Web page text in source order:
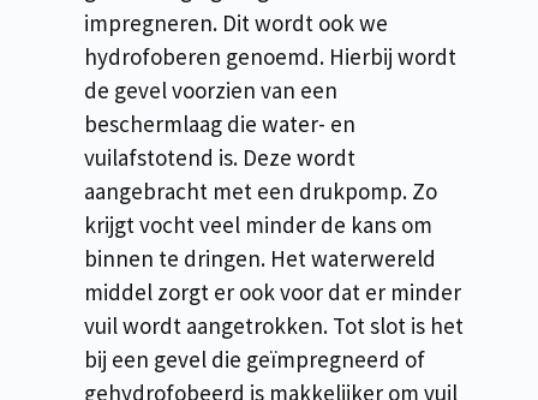
impregneren. Dit wordt ook we
hydrofoberen genoemd. Hierbij wordt
de gevel voorzien van een
beschermlaag die water- en
vuilafstotend is. Deze wordt
aangebracht met een drukpomp. Zo
krijgt vocht veel minder de kans om
binnen te dringen. Het waterwereld
middel zorgt er ook voor dat er minder
vuil wordt aangetrokken. Tot slot is het
bij een gevel die geïmpregneerd of
gehydrofobeerd is makkelijker om vuil